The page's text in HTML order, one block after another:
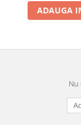
ADAUGA
Nu